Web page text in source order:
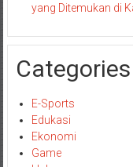
yang Ditemukan di
Categories
E-Sports
Edukasi
Ekonomi
Game